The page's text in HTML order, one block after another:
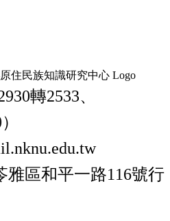
轉2533、
雅區和平一路116號行